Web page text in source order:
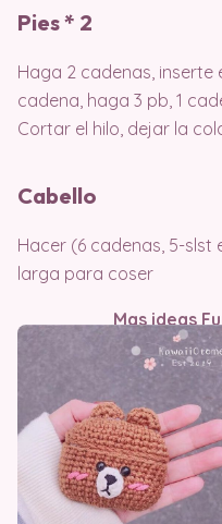
Pies * 2
Haga 2 cadenas, inserte
cadena, haga 3 pb, 1
Cortar el hilo, dejar la
Cabello
Hacer (6 cadenas, 5-slst
larga para coser
Mas ideas